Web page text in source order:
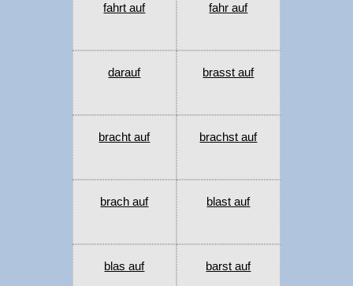
fahrt auf fahr auf
darauf brasst auf
bracht auf brachst auf
brach auf blast auf
blas auf barst auf